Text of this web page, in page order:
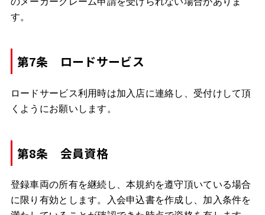
す。
第7条 ロードサービス
ロードサービス利用時は加入店に連絡し、受付けして頂
くようにお願いします。
第8条 会員資格
登録車両の所有を継続し、本規約を遵守頂いている場合
に限り有効とします。入会申込書を作成し、加入条件を